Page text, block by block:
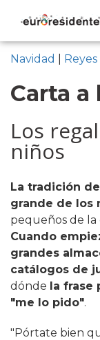
Navidad
Carta a
Los
niños
La tradición
grande de los
pequeños de la
Cuando
grandes
catálogos de
dónde la frase
"me lo pido".
"Pórtate bien